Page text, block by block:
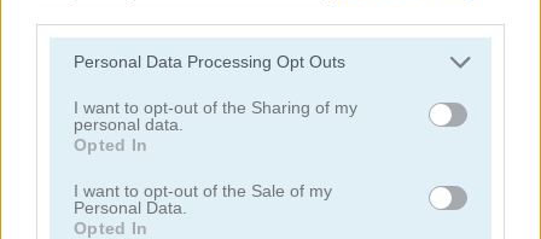
lộ thêm thông tin này cho các bên thứ ba khác.
services and may gather and store information including but
not limited to your visit or usage behaviour. You may click to
grant or deny consent to Google and its third-party tags to
use your data for below specified purposes in below Google
consent section.
Personal Data Processing Opt Outs
I want to opt-out of the Sharing of my
personal data.
Opted In
I want to opt-out of the Sale of my
Personal Data.
Opted In